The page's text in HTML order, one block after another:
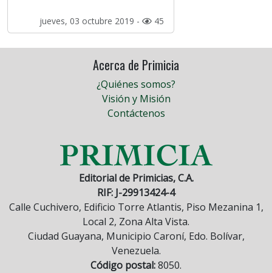
jueves, 03 octubre 2019 - 45
Acerca de Primicia
¿Quiénes somos?
Visión y Misión
Contáctenos
Editorial de Primicias, C.A.
RIF: J-29913424-4
Calle Cuchivero, Edificio Torre Atlantis, Piso Mezanina 1,
Local 2, Zona Alta Vista.
Ciudad Guayana, Municipio Caroní, Edo. Bolívar,
Venezuela.
Código postal:8050.